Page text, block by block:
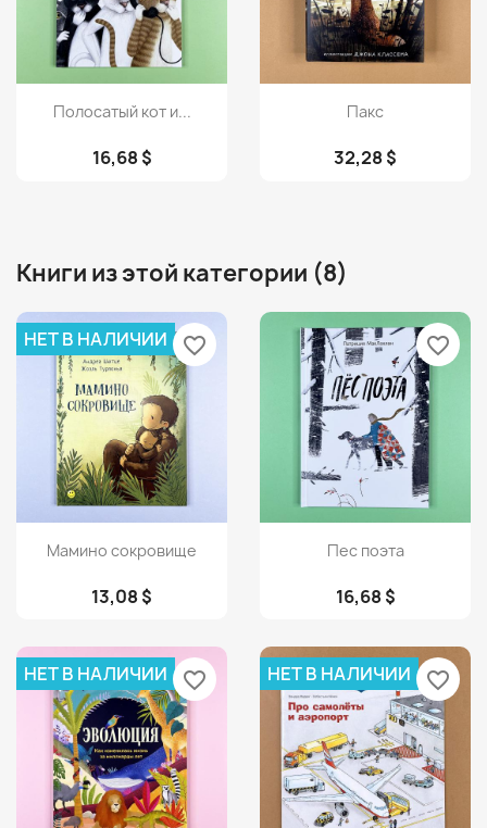
Просмотр
Полосатый кот и...
16,68 $
Просмотр
Пакс
32,28 $
Книги из этой категории (8)
Просмотр
Мамино сокровище
13,08 $
НЕТ В НАЛИЧИИ favorite_border
Просмотр
Пес поэта
16,68 $
favorite_border
НЕТ В НАЛИЧИИ favorite_border НЕТ В НАЛИЧИИ favorite_border